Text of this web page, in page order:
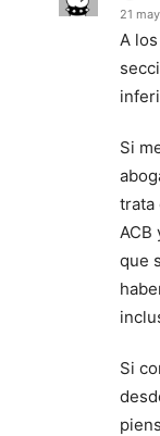
21
A
Si
trata
ACB
que
Si